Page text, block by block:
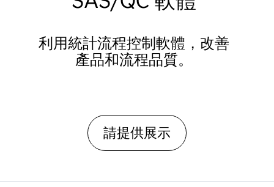
利用統計流程控制軟體，改善
產品和流程品質。
請提供展示